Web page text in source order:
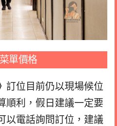
單價格
訂位目前仍以現場候位
順利，假日建議一定要
以電話詢問訂位，建議